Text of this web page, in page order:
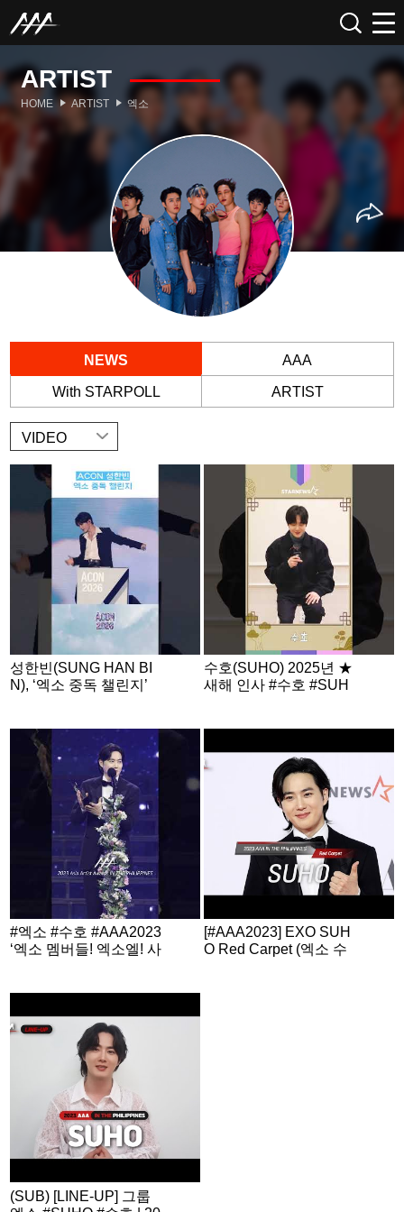
ARTIST
HOME ARTIST 엑소
NEWS AAA
With STARPOLL ARTIST
VIDEO
성한빈(SUNG HAN BI
N), ‘엑소 중독 챌린지’
수호(SUHO) 2025년 ★
새해 인사 #수호 #SUH
#엑소 #수호 #AAA2023
‘엑소 멤버들! 엑소엘! 사
[#AAA2023] EXO SUH
O Red Carpet (엑소 수
(SUB) [LINE-UP] 그룹